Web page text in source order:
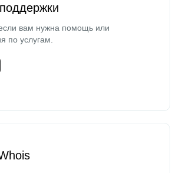
вам нужна помощь или
по услугам.